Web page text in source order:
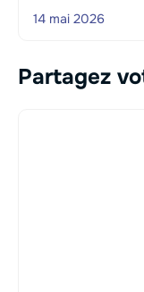
14 mai 2026
Partagez